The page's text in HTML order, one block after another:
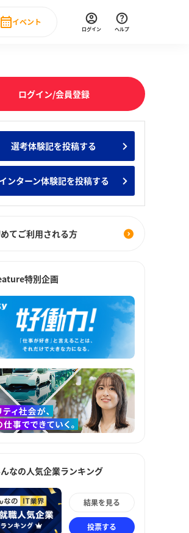
キング みんなのインターン人気企業ランキ
ュー
イベント
直近のイベント一覧
ログイン ヘルプ
ログイン/会員登録
選考体験記を投稿する
インターン体験記を投稿する
てご利用される方
特別企画
なの人気企業ランキング
結果を見る
投票する